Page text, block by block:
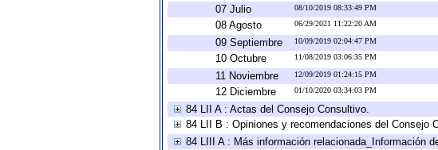
07 Julio 08/10/2019 08:33:49 PM
08 Agosto 06/29/2021 11:22:20 AM
09 Septiembre 10/09/2019 02:04:47 PM
10 Octubre 11/08/2019 03:06:35 PM
11 Noviembre 12/09/2019 01:24:15 PM
12 Diciembre 01/10/2020 03:34:03 PM
84 LII A : Actas del Consejo Consultivo.
84 LII B : Opiniones y recomendaciones del Consejo
84 LIII A : Más información relacionada_Información